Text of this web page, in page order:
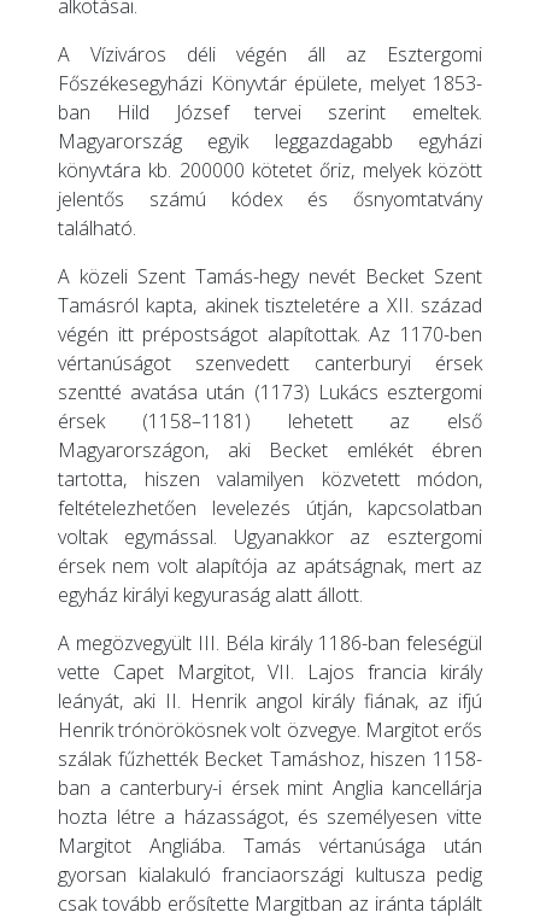
alkotásai.
A Víziváros déli végén áll az Esztergomi
Főszékesegyházi Könyvtár épülete, melyet 1853-
ban Hild József tervei szerint emeltek.
Magyarország egyik leggazdagabb egyházi
könyvtára kb. 200000 kötetet őriz, melyek között
jelentős számú kódex és ősnyomtatvány
található.
A közeli Szent Tamás-hegy nevét Becket Szent
Tamásról kapta, akinek tiszteletére a XII. század
végén itt prépostságot alapítottak. Az 1170-ben
vértanúságot szenvedett canterburyi érsek
szentté avatása után (1173) Lukács esztergomi
érsek (1158–1181) lehetett az első
Magyarországon, aki Becket emlékét ébren
tartotta, hiszen valamilyen közvetett módon,
feltételezhetően levelezés útján, kapcsolatban
voltak egymással. Ugyanakkor az esztergomi
érsek nem volt alapítója az apátságnak, mert az
egyház királyi kegyuraság alatt állott.
A megözvegyült III. Béla király 1186-ban feleségül
vette Capet Margitot, VII. Lajos francia király
leányát, aki II. Henrik angol király fiának, az ifjú
Henrik trónörökösnek volt özvegye. Margitot erős
szálak fűzhették Becket Tamáshoz, hiszen 1158-
ban a canterbury-i érsek mint Anglia kancellárja
hozta létre a házasságot, és személyesen vitte
Margitot Angliába. Tamás vértanúsága után
gyorsan kialakuló franciaországi kultusza pedig
csak tovább erősítette Margitban az iránta táplált